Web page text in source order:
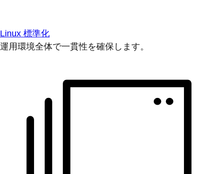
Linux 標準化
運用環境全体で一貫性を確保します。